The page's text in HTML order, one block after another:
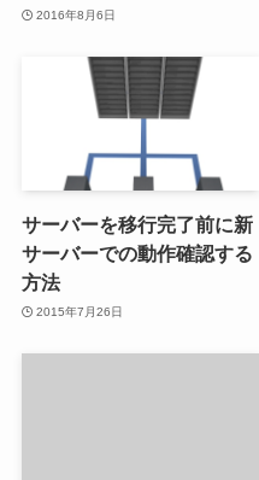
2016年8月6日
サーバーを移行完了前に新
サーバーでの動作確認する
方法
2015年7月26日